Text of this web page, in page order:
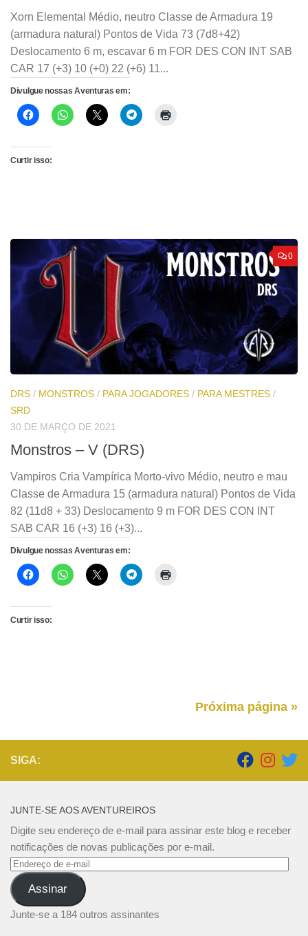
Xorn Elemental Médio, neutro Classe de Armadura 19
(armadura natural) Pontos de Vida 73 (7d8+42)
Deslocamento 6 m, escavar 6 m FOR DES CON INT SAB
CAR 17 (+3) 10 (+0) 22 (+6) 11...
Divulgue nossas Aventuras em:
Curtir isso:
0
DRS / MONSTROS / PARA JOGADORES / PARA MESTRES /
SRD
30 DE MARÇO DE 2021
Monstros – V (DRS)
Vampiros Cria Vampírica Morto-vivo Médio, neutro e mau
Classe de Armadura 15 (armadura natural) Pontos de Vida
82 (11d8 + 33) Deslocamento 9 m FOR DES CON INT
SAB CAR 16 (+3) 16 (+3)...
Divulgue nossas Aventuras em:
Curtir isso:
Próxima página »
SIGA:
JUNTE-SE AOS AVENTUREIROS
Digite seu endereço de e-mail para assinar este blog e receber
notificações de novas publicações por e-mail.
Endereço
de
e-
mail
Assinar
Junte-se a 184 outros assinantes